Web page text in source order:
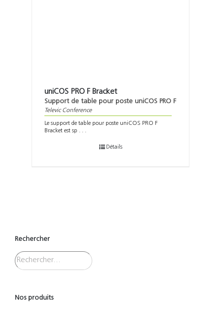
uniCOS PRO F Bracket
Support de table pour poste uniCOS PRO F
Televic Conference
Le support de table pour poste uniCOS PRO F
Bracket est sp . . .
Détails
Rechercher
Nos produits